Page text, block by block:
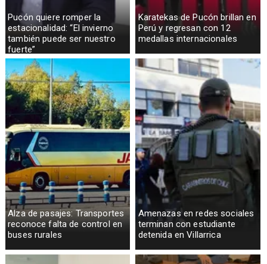
Pucón quiere romper la
estacionalidad: “El invierno
también puede ser nuestro
fuerte”
Karatekas de Pucón brillan en
Perú y regresan con 12
medallas internacionales
Alza de pasajes: Transportes
reconoce falta de control en
buses rurales
Amenazas en redes sociales
terminan con estudiante
detenida en Villarrica